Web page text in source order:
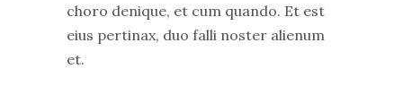
choro denique, et cum quando. Et est
eius pertinax, duo falli noster alienum
et.